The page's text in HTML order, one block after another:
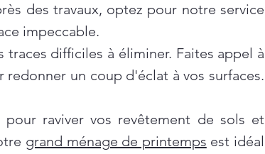
des travaux, optez pour notre service
impeccable.
difficiles à éliminer. Faites appel à
redonner un coup d'éclat à vos surfaces.
pour raviver vos revêtement de sols et
grand ménage de printemps est idéal